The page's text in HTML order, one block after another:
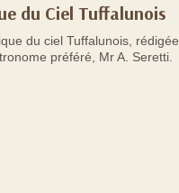
du Ciel Tuffalunois
du ciel Tuffalunois, rédigée
préféré, Mr A. Seretti.